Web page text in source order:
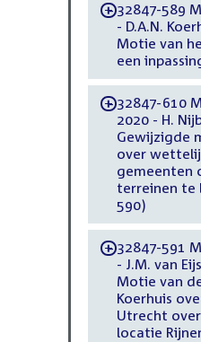
-32847-589
- D.A.N.
Motie van
een
-32847-610
2020 - H.
Gewijzigde
over
gemeenten
terreinen te
590)
-32847-591
- J.M. van
Motie van
Koerhuis
Utrecht
locatie